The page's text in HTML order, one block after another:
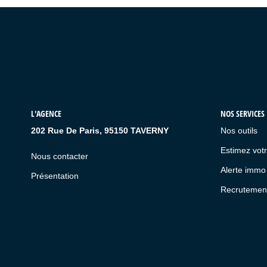
L'AGENCE
202 Rue De Paris, 95150 TAVERNY
Nous contacter
Présentation
NOS SERVICES
Nos outils
Estimez
Alerte immo